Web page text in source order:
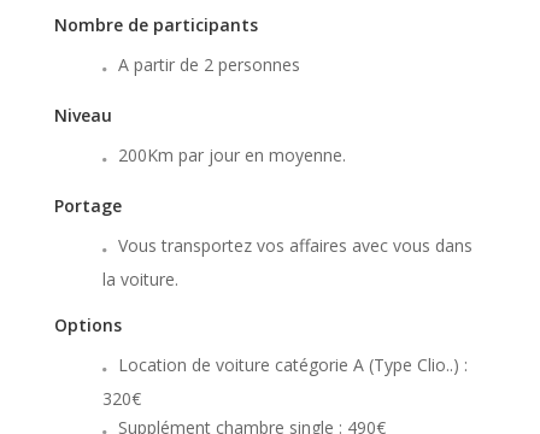
Nombre de participants
A partir de 2 personnes
Niveau
200Km par jour en moyenne.
Portage
Vous transportez vos affaires avec vous dans
la voiture.
Options
Location de voiture catégorie A (Type Clio..) :
320€
Supplément chambre single : 490€